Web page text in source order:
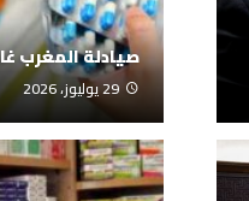
صيادلة المغرب
29 يوليوز، 2026